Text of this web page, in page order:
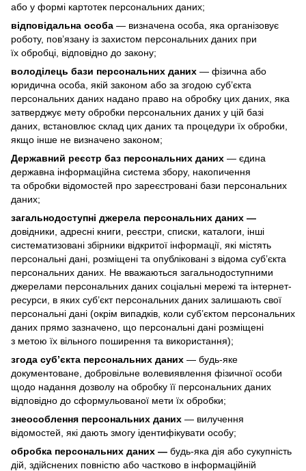
або у формі картотек персональних даних;
відповідальна особа — визначена особа, яка організовує
роботу, пов’язану із захистом персональних даних при
їх обробці, відповідно до закону;
володілець бази персональних даних — фізична або
юридична особа, якій законом або за згодою суб’єкта
персональних даних надано право на обробку цих даних, яка
затверджує мету обробки персональних даних у цій базі
даних, встановлює склад цих даних та процедури їх обробки,
якщо інше не визначено законом;
Державний реєстр баз персональних даних — єдина
державна інформаційна система збору, накопичення
та обробки відомостей про зареєстровані бази персональних
даних;
загальнодоступні джерела персональних даних —
довідники, адресні книги, реєстри, списки, каталоги, інші
систематизовані збірники відкритої інформації, які містять
персональні дані, розміщені та опубліковані з відома суб’єкта
персональних даних. Не вважаються загальнодоступними
джерелами персональних даних соціальні мережі та інтернет-
ресурси, в яких суб’єкт персональних даних залишають свої
персональні дані (окрім випадків, коли суб’єктом персональних
даних прямо зазначено, що персональні дані розміщені
з метою їх вільного поширення та використання);
згода суб’єкта персональних даних — будь-яке
документоване, добровільне волевиявлення фізичної особи
щодо надання дозволу на обробку її персональних даних
відповідно до сформульованої мети їх обробки;
знеособлення персональних даних — вилучення
відомостей, які дають змогу ідентифікувати особу;
обробка персональних даних — будь-яка дія або сукупність
дій, здійснених повністю або частково в інформаційній